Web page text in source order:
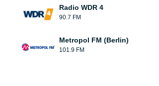
Radio WDR 4
90.7 FM
Metropol FM (Berlin)
101.9 FM